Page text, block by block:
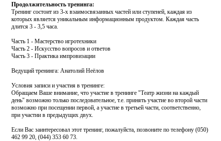
Продолжительность тренинга:
Тренинг состоит из 3-х взаимосвязанных частей или ступеней, каждая из
которых является уникальным информационным продуктом. Каждая часть
длится 3 - 3,5 часа.
Часть 1 - Мастерство игротехники
Часть 2 - Искусство вопросов и ответов
Часть 3 - Практика импровизации
Ведущий тренинга: Анатолий Неёлов
Условия записи и участия в тренинге:
Обращаем Ваше внимание, что участие в тренинге "Театр жизни на каждый
день" возможно только последовательное, т.е. принять участие во второй части
возможно при посещении первой, а участие в третьей части, соответственно,
при участии в предыдущих двух.
Если Вас заинтересовал этот тренинг, пожалуйста, позвоните по телефону (050)
462 99 20, (044) 353 60 73.